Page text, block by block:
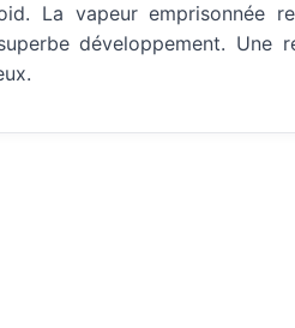
La vapeur emprisonnée
développement. Une